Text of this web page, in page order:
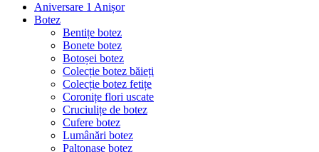
Aniversare 1 Anișor
Botez
Bentițe botez
Bonete botez
Botoșei botez
Colecție botez băieți
Colecție botez fetițe
Coronițe flori uscate
Cruciulițe de botez
Cufere botez
Lumânări botez
Paltonașe botez